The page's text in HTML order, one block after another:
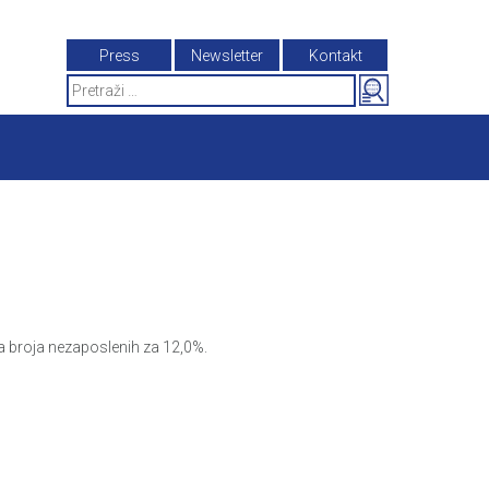
Press Newsletter
Kontakt
Search
for:
nezaposlenih za 12,0%.